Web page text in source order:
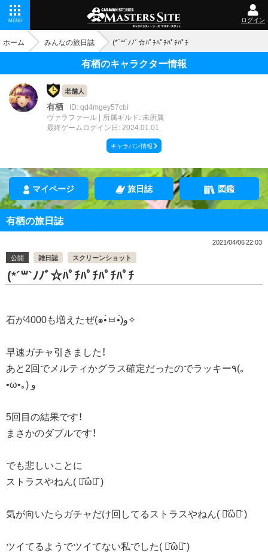
MENU ログイン
ホーム みんなの旅日誌 (*´꒳`ﾉﾉﾞ☆ﾊﾟﾁﾊﾟﾁﾊﾟﾁﾊﾟﾁ
有栖のキャラクター情報
老舗人
有栖
ID: qd4mgey57cbi
ヴァラファール
所属ギルド: 未所属
最終ゲームログイン日: 2024.01.01
キャラバン情報
マイページ 旅日誌 図鑑
有栖の旅日誌
2021/04/06 22:03
公開
雑日誌 スクリーンショット
(*´꒳`ﾉﾉﾞ☆ﾊﾟﾁﾊﾟﾁﾊﾟﾁﾊﾟﾁ
石が4000も増えたぜ(๑•̀ㅂ•́)و✧
早速ガチャ引きました！
あと2回でメルティかグラス確定だったのでラッキー٩(｡
•ω•｡) و
5回目の結果です！
まさかのダブルです！
でも悲しいことに
ストラスやねん( ･᷄ὢ･᷅ )
気が向いたらガチャだけ回してるストラスやねん( ･᷄ὢ･᷅ )
ツイてるようでツイてない私でした( ･᷄ὢ･᷅ )